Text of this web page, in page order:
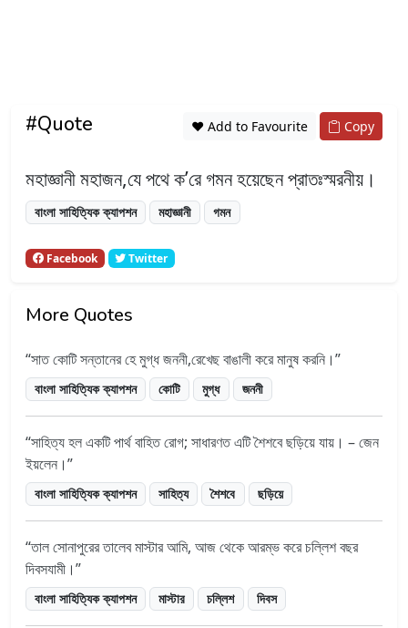
#Quote ❤️ Add to Favourite Copy
মহাজ্ঞানী মহাজন,যে পথে ক’রে গমন হয়েছেন প্রাতঃস্মরনীয়।
বাংলা সাহিত্যিক ক্যাপশন মহাজ্ঞানী গমন
Facebook Twitter
More Quotes
সাত কোটি সন্তানের হে মুগ্ধ জননী,রেখেছ বাঙালী করে মানুষ করনি।
বাংলা সাহিত্যিক ক্যাপশন কোটি মুগ্ধ জননী
সাহিত্য হল একটি পার্থ বাহিত রোগ; সাধারণত এটি শৈশবে ছড়িয়ে যায়। – জেন
ইয়লেন।
বাংলা সাহিত্যিক ক্যাপশন সাহিত্য শৈশবে ছড়িয়ে
তাল সোনাপুরের তালেব মাস্টার আমি, আজ থেকে আরম্ভ করে চল্লিশ বছর
দিবসযামী।
বাংলা সাহিত্যিক ক্যাপশন মাস্টার চল্লিশ দিবস